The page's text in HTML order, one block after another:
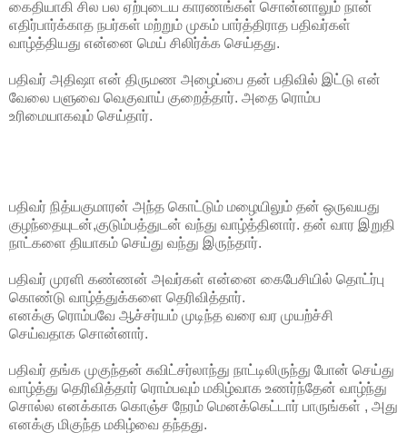
கைதியாகி சில பல ஏற்புடைய காரணங்கள் சொன்னாலும் நான்
எதிர்பார்க்காத நபர்கள் மற்றும் முகம் பார்த்திராத பதிவர்கள்
வாழ்த்தியது என்னை மெய் சிலிர்க்க செய்தது.
பதிவர் அதிஷா என் திருமண அழைப்பை தன் பதிவில் இட்டு என்
வேலை பளுவை வெகுவாய் குறைத்தார். அதை ரொம்ப
உரிமையாகவும் செய்தார்.
பதிவர் நித்யகுமாரன் அந்த கொட்டும் மழையிலும் தன் ஒருவயது
குழந்தையுடன்,குடும்பத்துடன் வந்து வாழ்த்தினார். தன் வார இறுதி
நாட்களை தியாகம் செய்து வந்து இருந்தார்.
பதிவர் முரளி கண்ணன் அவர்கள் என்னை கைபேசியில் தொட்ர்பு
கொண்டு வாழ்த்துக்களை தெரிவித்தார்.
எனக்கு ரொம்பவே ஆச்சர்யம் முடிந்த வரை வர முயற்ச்சி
செய்வதாக சொன்னார்.
பதிவர் தங்க முகுந்தன் சுவிட்சர்லாந்து நாட்டிலிருந்து போன் செய்து
வாழ்த்து தெரிவித்தார் ரொம்பவும் மகிழ்வாக உணர்ந்தேன் வாழ்ந்து
சொல்ல எனக்காக கொஞ்ச நேரம் மெனக்கெட்டார் பாருங்கள் , அது
எனக்கு மிகுந்த மகிழ்வை தந்தது.